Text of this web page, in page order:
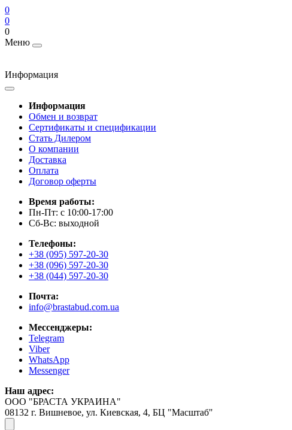
0
0
0
Меню
Информация
Информация
Обмен и возврат
Сертификаты и спецификации
Стать Дилером
О компании
Доставка
Оплата
Договор оферты
Время работы:
Пн-Пт: с 10:00-17:00
Сб-Вс: выходной
Телефоны:
+38 (095) 597-20-30
+38 (096) 597-20-30
+38 (044) 597-20-30
Почта:
info@brastabud.com.ua
Мессенджеры:
Telegram
Viber
WhatsApp
Messenger
Наш адрес:
ООО "БРАСТА УКРАИНА"
08132 г. Вишневое, ул. Киевская, 4, БЦ "Масштаб"